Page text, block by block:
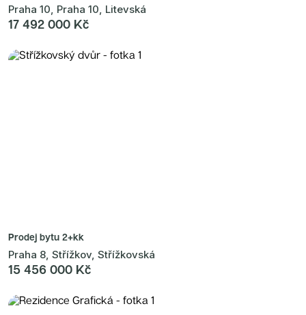
Praha 10, Praha 10, Litevská
17 492 000 Kč
Prodej bytu 2+kk
Praha 8, Střížkov, Střížkovská
15 456 000 Kč